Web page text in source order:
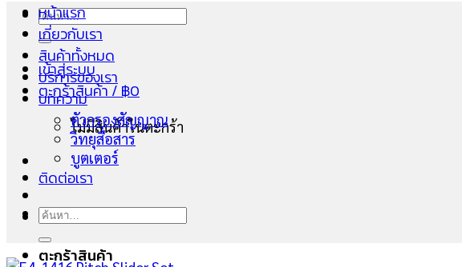
ค้นหา:
เข้าสู่ระบบ
ตะกร้าสินค้า /฿0
ไม่มีสินค้าในตะกร้า
ตะกร้าสินค้า
หน้าแรก
เกี่ยวกับเรา
สินค้าทั้งหมด
บริการของเรา
บทความ
ตัวกรองสัญญาณ
วิทยุสื่อสาร
บูตเตอร์
ติดต่อเรา
ค้นหา: